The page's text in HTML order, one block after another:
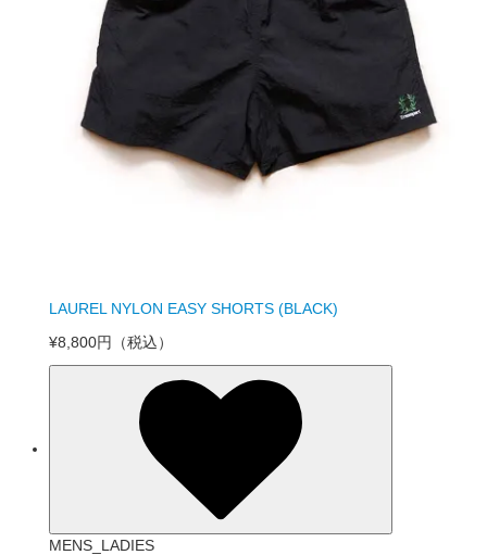
LAUREL NYLON EASY SHORTS (BLACK)
¥8,800円
（税込）
MENS_LADIES